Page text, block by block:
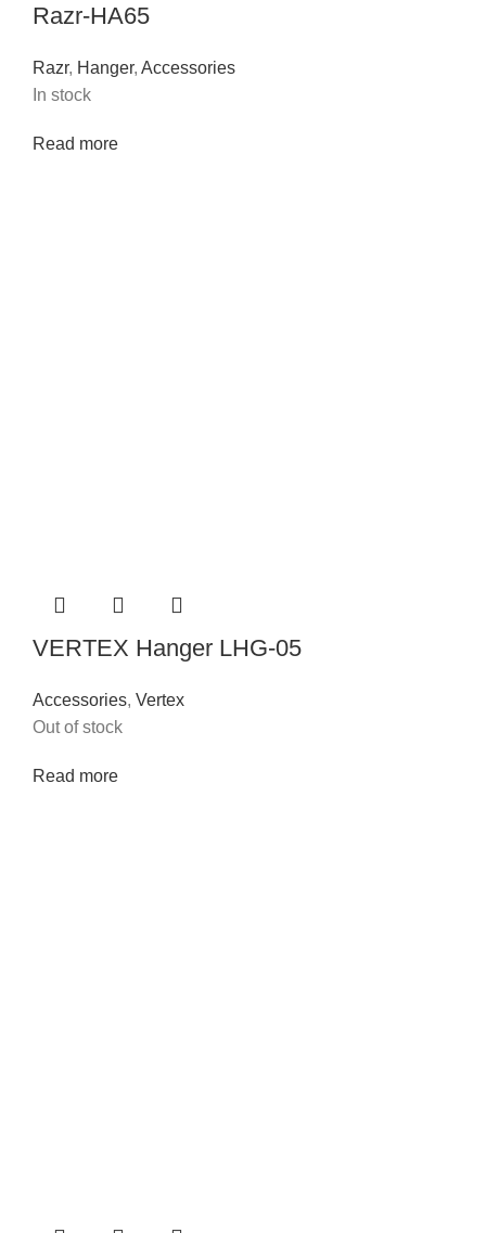
Razr-HA65
Razr, Hanger, Accessories
In stock
Read more
VERTEX Hanger LHG-05
Accessories, Vertex
Out of stock
Read more